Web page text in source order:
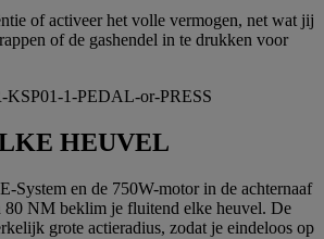
of activeer het volle vermogen, net wat jij
of de gashendel in te drukken voor
HEUVEL
System en de 750W-motor in de achternaaf
80 NM beklim je fluitend elke heuvel. De
grote actieradius, zodat je eindeloos op